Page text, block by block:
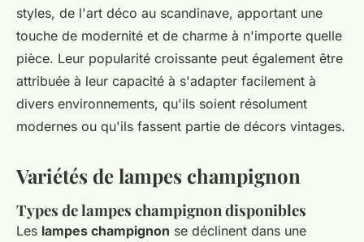
styles, de l'art déco au scandinave, apportant une
touche de modernité et de charme à n'importe quelle
pièce. Leur popularité croissante peut également être
attribuée à leur capacité à s'adapter facilement à
divers environnements, qu'ils soient résolument
modernes ou qu'ils fassent partie de décors vintages.
Variétés de lampes champignon
Types de lampes champignon disponibles
Les lampes champignon se déclinent dans une